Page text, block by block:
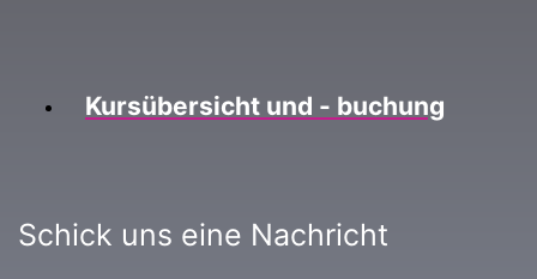
Kursübersicht und - buchung
Schick uns eine Nachricht